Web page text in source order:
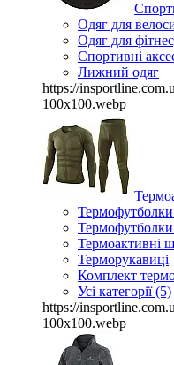
Одяг для
Одяг для
Спортивні
Лижний одяг
https://
100x100.webp
Термоактивні
Терморукавиці
Комплект
Усі категорії (5)
https://
100x100.webp